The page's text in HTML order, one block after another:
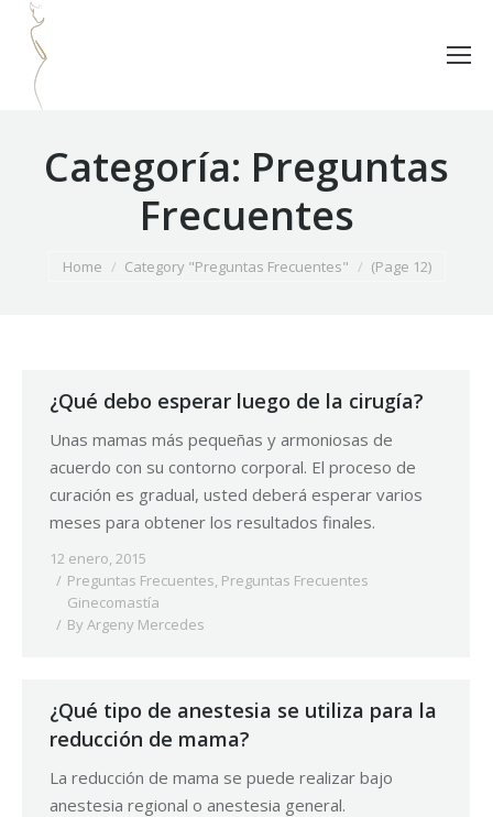
Categoría: Preguntas
Frecuentes
You are here:
Home Category "Preguntas Frecuentes" (Page 12)
¿Qué debo esperar luego de la cirugía?
Unas mamas más pequeñas y armoniosas de
acuerdo con su contorno corporal. El proceso de
curación es gradual, usted deberá esperar varios
meses para obtener los resultados finales.
12 enero, 2015
Preguntas Frecuentes, Preguntas Frecuentes
Ginecomastía
By Argeny Mercedes
¿Qué tipo de anestesia se utiliza para la
reducción de mama?
La reducción de mama se puede realizar bajo
anestesia regional o anestesia general.